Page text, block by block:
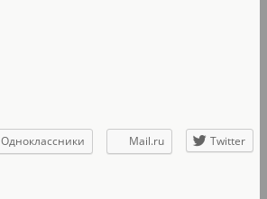
Одноклассники Mail.ru
Twitter